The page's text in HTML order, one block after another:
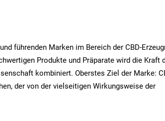
führenden Marken im Bereich der CBD-
Produkte und Präparate wird die Kraft
kombiniert. Oberstes Ziel der Marke:
der von der vielseitigen Wirkungsweise der